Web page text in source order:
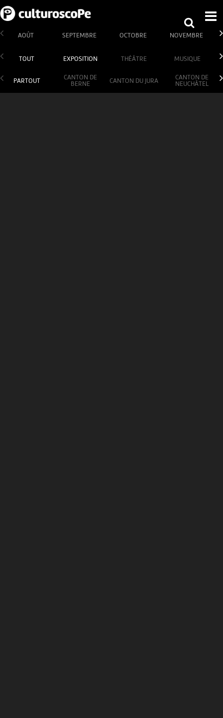
AOÛT SEPTEMBRE OCTOBRE NOVEMBRE
TOUT EXPOSITION THÉÂTRE MUSIQUE
PARTOUT
CANTON DE
BERNE
CANTON DU JURA
CANTON DE
NEUCHÂTEL